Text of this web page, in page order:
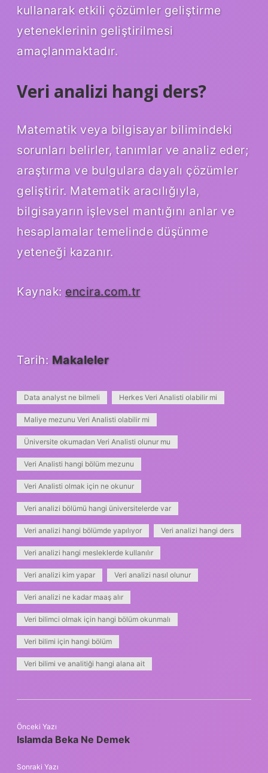
kullanarak etkili çözümler geliştirme
yeteneklerinin geliştirilmesi
amaçlanmaktadır.
Veri analizi hangi ders?
Matematik veya bilgisayar bilimindeki
sorunları belirler, tanımlar ve analiz eder;
araştırma ve bulgulara dayalı çözümler
geliştirir. Matematik aracılığıyla,
bilgisayarın işlevsel mantığını anlar ve
hesaplamalar temelinde düşünme
yeteneği kazanır.
Kaynak: encira.com.tr
Tarih: Makaleler
Data analyst ne bilmeli Herkes Veri Analisti olabilir mi
Maliye mezunu Veri Analisti olabilir mi
Üniversite okumadan Veri Analisti olunur mu
Veri Analisti hangi bölüm mezunu
Veri Analisti olmak için ne okunur
Veri analizi bölümü hangi üniversitelerde var
Veri analizi hangi bölümde yapılıyor Veri analizi hangi ders
Veri analizi hangi mesleklerde kullanılır
Veri analizi kim yapar Veri analizi nasıl olunur
Veri analizi ne kadar maaş alır
Veri bilimci olmak için hangi bölüm okunmalı
Veri bilimi için hangi bölüm
Veri bilimi ve analitiği hangi alana ait
Önceki Yazı
Islamda Beka Ne Demek
Sonraki Yazı